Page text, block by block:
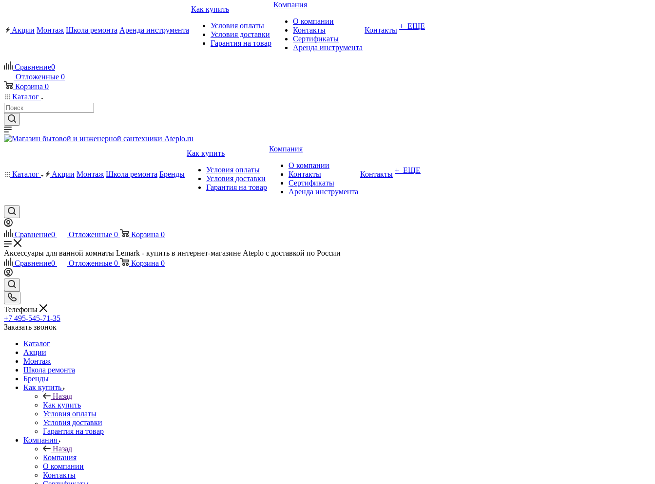
Акции Монтаж Школа ремонта Аренда инструмента
Как купить
Условия оплаты
Условия доставки
Гарантия на товар
Компания
О компании
Контакты
Сертификаты
Аренда инструмента
Контакты + ЕЩЕ
Сравнение0
Отложенные 0
Корзина 0
Каталог
Каталог Акции Монтаж Школа ремонта Бренды
Как купить
Условия оплаты
Условия доставки
Гарантия на товар
Компания
О компании
Контакты
Сертификаты
Аренда инструмента
Контакты + ЕЩЕ
Сравнение0 Отложенные 0 Корзина 0
Аксессуары для ванной комнаты Lemark - купить в интернет-магазине Ateplo с доставкой по России
Сравнение0 Отложенные 0 Корзина 0
Телефоны
+7 495-545-71-35
Заказать звонок
Каталог
Акции
Монтаж
Школа ремонта
Бренды
Как купить
Назад
Как купить
Условия оплаты
Условия доставки
Гарантия на товар
Компания
Назад
Компания
О компании
Контакты